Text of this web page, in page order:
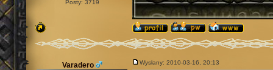
Posty: 3719
Varadero Wysłany: 2010-03-16, 20:13